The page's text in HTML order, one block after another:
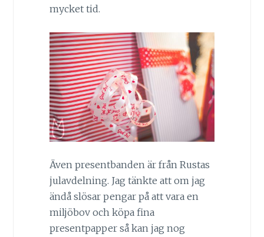
mycket tid.
Även presentbanden är från Rustas
julavdelning. Jag tänkte att om jag
ändå slösar pengar på att vara en
miljöbov och köpa fina
presentpapper så kan jag nog